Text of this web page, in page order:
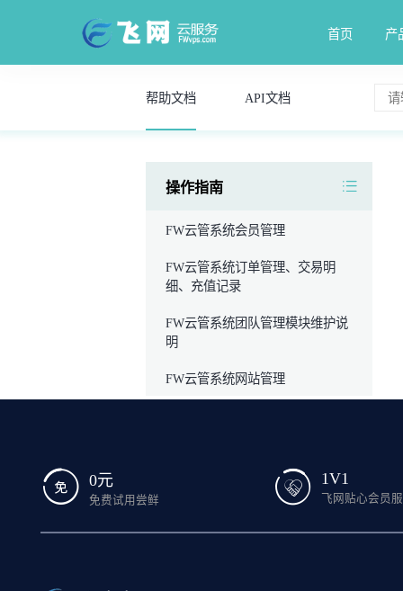
首页 产
帮助文档 API文档
操作指南
FW云管系统会员管理
FW云管系统订单管理、交易明
细、充值记录
FW云管系统团队管理模块维护说
明
FW云管系统网站管理
0元
免费试用尝鲜
1V1
飞网贴心会员